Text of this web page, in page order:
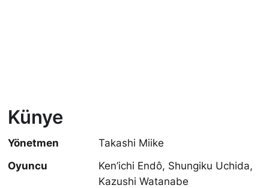
Künye
Yönetmen
Takashi Miike
Oyuncu
Ken’ichi Endô, Shungiku Uchida,
Kazushi Watanabe